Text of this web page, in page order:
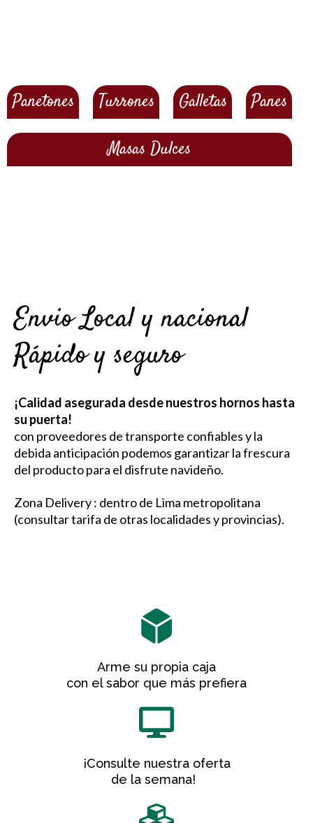
Panetones Turrones Galletas
Panes
Masas Dulces
Envio Local y nacional
Rápido y seguro
¡Calidad asegurada desde nuestros hornos hasta
su puerta!
con proveedores de transporte confiables y la
debida anticipación podemos garantizar la frescura
del producto para el disfrute navideño.
Zona Delivery : dentro de Lima metropolitana
(consultar tarifa de otras localidades y provincias).
Arme su propia caja
con el sabor que más prefiera
¡Consulte nuestra oferta
de la semana!